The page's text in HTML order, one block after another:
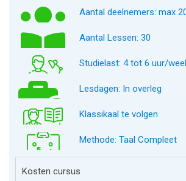
Aantal deelnemers: max
Aantal Lessen: 30
Studielast: 4 tot 6 uur/
Lesdagen: In overleg
Klassikaal te volgen
Methode: Taal Compleet
Kosten cursus